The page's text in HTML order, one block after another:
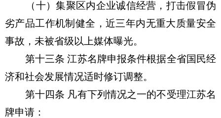
（十）集聚区内企业诚信经营，打击假冒伪
劣产品工作机制健全，近三年内无重大质量安全
事故，未被省级以上媒体曝光。
第十三条 江苏名牌申报条件根据全省国民经
济和社会发展情况适时修订调整。
第十四条 凡有下列情况之一的不受理江苏名
牌申请：